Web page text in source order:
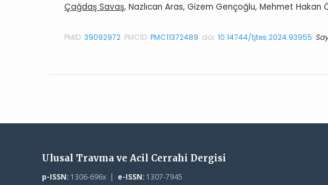
Çağdaş Savaş, Nazlıcan Aras, Gizem Gençoğlu, Mehmet Hakan
PMID:39092972 PMCID:PMC11372489 doi:10.14744/tjtes.2024.93955
Ulusal Travma ve Acil Cerrahi Dergisi
p-ISSN:1306-696x | e-ISSN:1307-7945